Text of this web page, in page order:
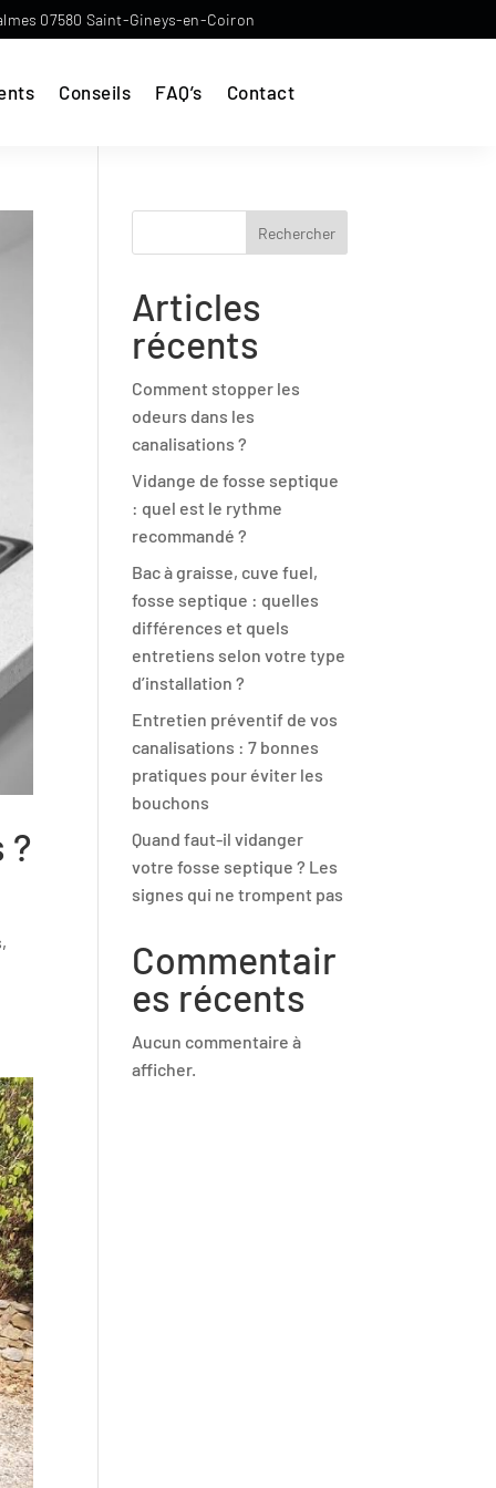
07580 Saint-Gineys-en-Coiron
Conseils FAQ’s Contact
?
Rechercher
Articles
récents
Comment stopper les
odeurs dans les
canalisations ?
Vidange de fosse septique
: quel est le rythme
recommandé ?
Bac à graisse, cuve fuel,
fosse septique : quelles
différences et quels
entretiens selon votre type
d’installation ?
Entretien préventif de vos
canalisations : 7 bonnes
pratiques pour éviter les
bouchons
Quand faut-il vidanger
votre fosse septique ? Les
signes qui ne trompent pas
Commentair
es récents
Aucun commentaire à
afficher.